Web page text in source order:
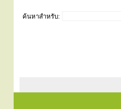
ค้นหาสำหรับ: